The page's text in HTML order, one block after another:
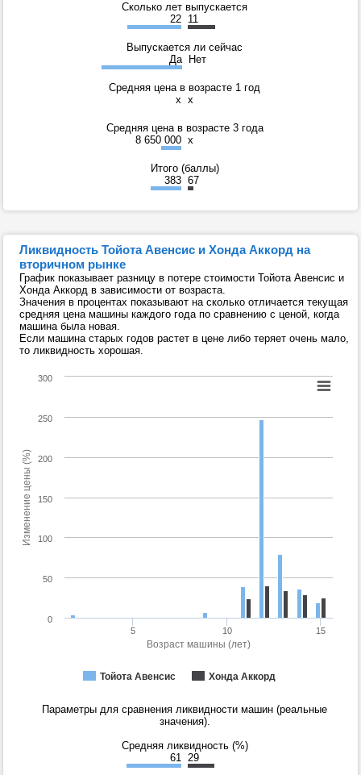
Сколько лет выпускается
22 11
Выпускается ли сейчас
Да
Нет
Средняя цена в возрасте 1 год
x x
Средняя цена в возрасте 3 года
8 650 000 x
Итого (баллы)
383 67
Ликвидность Тойота Авенсис и Хонда Аккорд на
вторичном рынке
График показывает разницу в потере стоимости Тойота Авенсис и
Хонда Аккорд в зависимости от возраста.
Значения в процентах показывают на сколько отличается текущая
средняя цена машины каждого года по сравнению с ценой, когда
машина была новая.
Если машина старых годов растет в цене либо теряет очень мало,
то ликвидность хорошая.
Возраст машины (лет)
Изменение цены (%)
Тойота Авенсис Хонда Аккорд
5 10 15
0
50
100
150
200
250
300
Параметры для сравнения ликвидности машин (реальные
значения).
Средняя ликвидность (%)
61 29